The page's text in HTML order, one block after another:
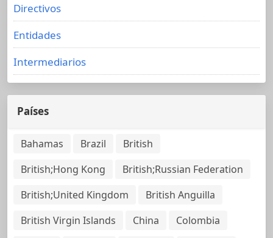
Directivos
Entidades
Intermediarios
Países
Bahamas Brazil
British
British;Hong Kong
British;Russian Federation
British;United Kingdom
British Anguilla
British Virgin Islands
China
Colombia